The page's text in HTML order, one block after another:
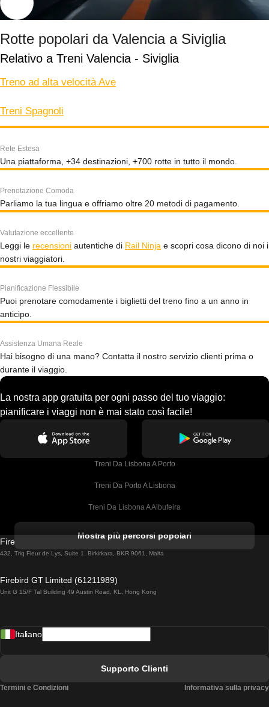
Rotte popolari da Valencia a Siviglia
Relativo a Treni Valencia - Siviglia
Treno ad alta velocità Ave
Treni Spagnoli
Rete Estesa
Una piattaforma, +34 destinazioni, +700 rotte in tutto il mondo.
Prenotazione Comoda
Parliamo la tua lingua e offriamo oltre 20 metodi di pagamento.
Valutazione eccellente
Leggi le recensioni autentiche di Rail Ninja e scopri cosa dicono di noi i
nostri viaggiatori.
Pianificazione Flessibile
Puoi prenotare comodamente i biglietti del treno fino a un anno in
anticipo.
Assistenza Umana Reale
Hai bisogno di una mano? Contatta il nostro servizio clienti prima o
durante il viaggio.
La nostra app gratuita per ogni passo del tuo viaggio:
pianificare i viaggi non è mai stato così facile!
Treni Da Lisbona A Porto
Treni Da Porto A Lisbona
Treni Da Lisbona A Albufeira
Treni Da Lisbona A Lagos
Treni Da Lisbona A Madrid
Mostra più percorsi popolari
Firebird GT Limited (OC 1451)
432, Triq Fleur de Lys, Suite 1, Birkirkara, BKR 9061, Malta
Firebird GT Limited (61211989)
Unit G 15/F Tal Building 49 Austin Road, KL, Hong Kong
Italiano
Supporto Clienti
Termini e Condizioni Informativa sulla privacy